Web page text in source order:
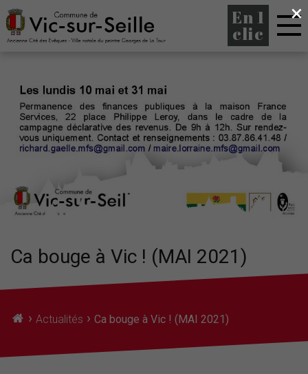
En 1
clic
Ca bouge à Vic ! (MAI 2021)
› Actualités › Ca bouge à Vic ! (MAI 2021)
×